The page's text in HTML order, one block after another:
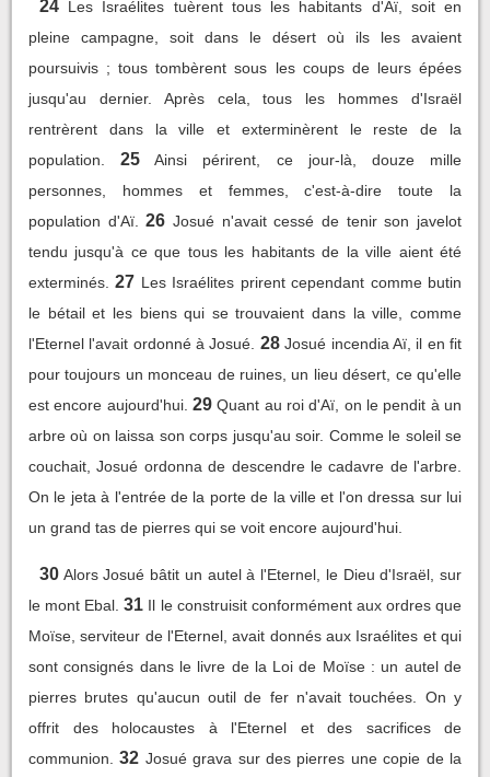
24 Les Israélites tuèrent tous les habitants d'Aï, soit en
pleine campagne, soit dans le désert où ils les avaient
poursuivis ; tous tombèrent sous les coups de leurs épées
jusqu'au dernier. Après cela, tous les hommes d'Israël
rentrèrent dans la ville et exterminèrent le reste de la
population.
25
Ainsi périrent, ce jour-là, douze mille
personnes, hommes et femmes, c'est-à-dire toute la
population d'Aï.
26 Josué n'avait cessé de tenir son javelot
tendu jusqu'à ce que tous les habitants de la ville aient été
exterminés. 27 Les Israélites prirent cependant comme butin
le bétail et les biens qui se trouvaient dans la ville, comme
l'Eternel l'avait ordonné à Josué. 28 Josué incendia Aï, il en fit
pour toujours un monceau de ruines, un lieu désert, ce qu'elle
est encore aujourd'hui. 29 Quant au roi d'Aï, on le pendit à un
arbre où on laissa son corps jusqu'au soir. Comme le soleil se
couchait, Josué ordonna de descendre le cadavre de l'arbre.
On le jeta à l'entrée de la porte de la ville et l'on dressa sur lui
un grand tas de pierres qui se voit encore aujourd'hui.
30 Alors Josué bâtit un autel à l'Eternel, le Dieu d'Israël, sur
le mont Ebal. 31 Il le construisit conformément aux ordres que
Moïse, serviteur de l'Eternel, avait donnés aux Israélites et qui
sont consignés dans le livre de la Loi de Moïse : un autel de
pierres brutes qu'aucun outil de fer n'avait touchées. On y
offrit des holocaustes à l'Eternel et des sacrifices de
communion.
32 Josué grava sur des pierres une copie de la